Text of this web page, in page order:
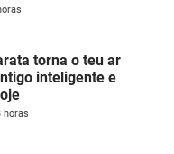
torna o teu ar
inteligente e
horas